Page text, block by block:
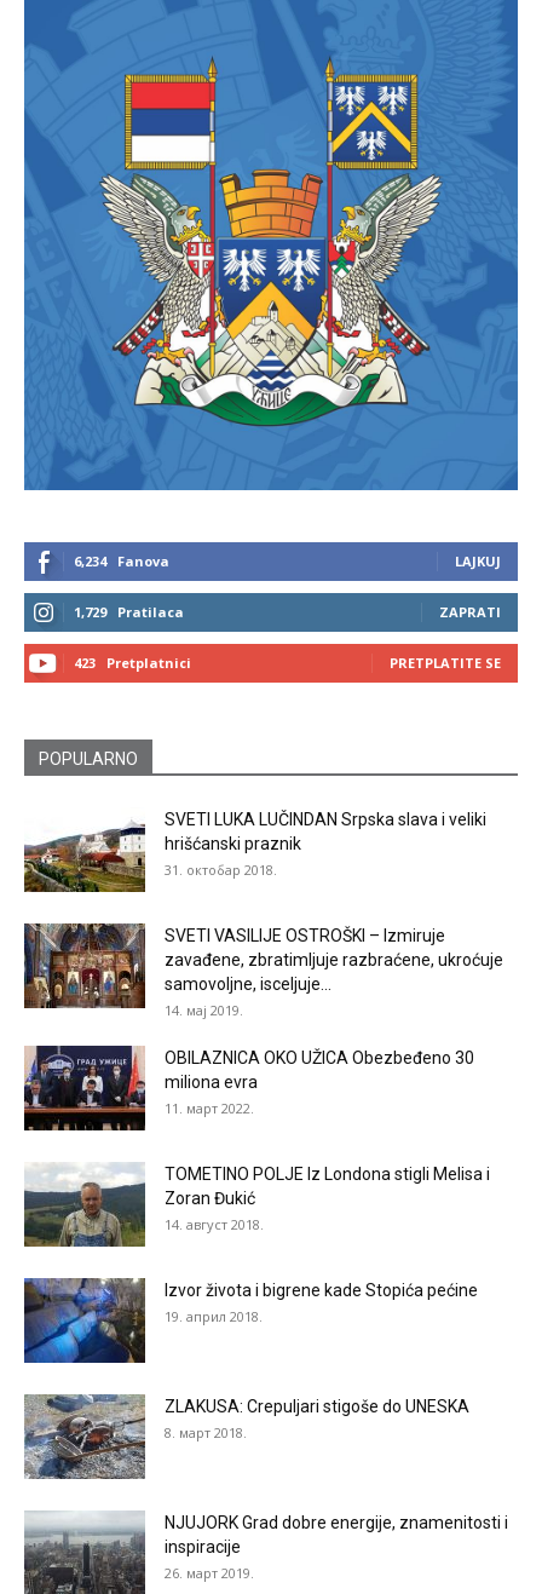
6,234 Fanova LAJKUJ
1,729 Pratilaca ZAPRATI
423 Pretplatnici PRETPLATITE SE
POPULARNO
SVETI LUKA LUČINDAN Srpska slava i veliki
hrišćanski praznik
31. октобар 2018.
SVETI VASILIJE OSTROŠKI – Izmiruje
zavađene, zbratimljuje razbraćene, ukroćuje
samovoljne, isceljuje...
14. мај 2019.
OBILAZNICA OKO UŽICA Obezbeđeno 30
miliona evra
11. март 2022.
TOMETINO POLJE Iz Londona stigli Melisa i
Zoran Đukić
14. август 2018.
Izvor života i bigrene kade Stopića pećine
19. април 2018.
ZLAKUSA: Crepuljari stigoše do UNESKA
8. март 2018.
NJUJORK Grad dobre energije, znamenitosti i
inspiracije
26. март 2019.